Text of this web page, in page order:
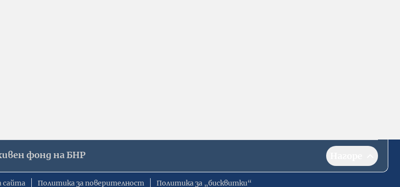
фонд на БНР
сайта Политика за поверителност Политика за „бисквитки“